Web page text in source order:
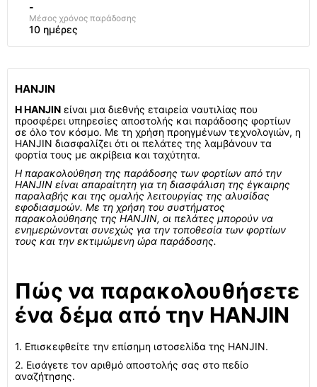
-
Μέσος χρόνος παράδοσης
10 ημέρες
HANJIN
Η HANJIN είναι μια διεθνής εταιρεία ναυτιλίας που
προσφέρει υπηρεσίες αποστολής και παράδοσης φορτίων
σε όλο τον κόσμο. Με τη χρήση προηγμένων τεχνολογιών, η
HANJIN διασφαλίζει ότι οι πελάτες της λαμβάνουν τα
φορτία τους με ακρίβεια και ταχύτητα.
Η παρακολούθηση της παράδοσης των φορτίων από την
HANJIN είναι απαραίτητη για τη διασφάλιση της έγκαιρης
παραλαβής και της ομαλής λειτουργίας της αλυσίδας
εφοδιασμοών. Με τη χρήση του συστήματος
παρακολούθησης της HANJIN, οι πελάτες μπορούν να
ενημερώνονται συνεχώς για την τοποθεσία των φορτίων
τους και την εκτιμώμενη ώρα παράδοσης.
Πώς να παρακολουθήσετε
ένα δέμα από την HANJIN
1. Επισκεφθείτε την επίσημη ιστοσελίδα της HANJIN.
2. Εισάγετε τον αριθμό αποστολής σας στο πεδίο
αναζήτησης.